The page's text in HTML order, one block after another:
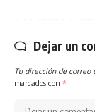
Dejar un
Tu dirección de correo
marcados con *